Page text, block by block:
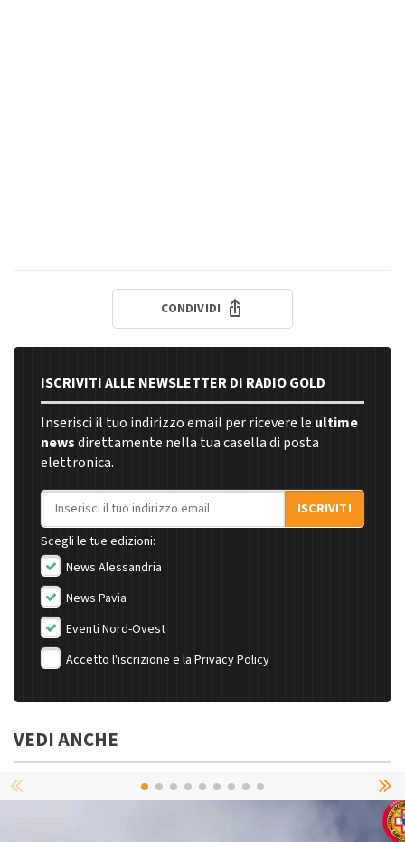
CONDIVIDI
ISCRIVITI ALLE NEWSLETTER DI RADIO GOLD
Inserisci il tuo indirizzo email per ricevere le ultime
newsdirettamente nella tua casella di posta
elettronica.
Indirizzo email
ISCRIVITI
Scegli le tue edizioni:
News Alessandria
News Pavia
Eventi Nord-Ovest
Accetto l'iscrizione e la Privacy Policy
VEDI ANCHE